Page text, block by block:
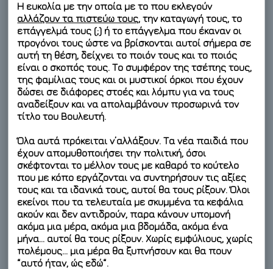
Η ευκολία με την οποία με το που εκλεγούν
αλλάζουν τα πιστεύω τους, την καταγωγή τους, το
επάγγελμά τους (;) ή το επάγγελμα που έκαναν οι
προγόνοι τους ώστε να βρίσκονται αυτοί σήμερα σε
αυτή τη θέση, δείχνει το ποιόν τους και το ποιός
είναι ο σκοπός τους. Το συμφέρον της τσέπης τους,
της φαμίλιας τους και οι μυστικοί όρκοι που έχουν
δώσει σε διάφορες στοές και λόμπυ για να τους
αναδείξουν και να απολαμβάνουν προσωρινά τον
τίτλο του Βουλευτή.
Όλα αυτάπρόκειται ν’αλλάξουν. Τα νέα παιδιά που
έχουν απομυθοποιήσει την πολιτική, όσοι
σκέφτονται το μέλλον τους με καθαρό το κούτελο
που με κόπο εργάζονται να συντηρήσουν τις αξίες
τους και τα ιδανικά τους, αυτοί θα τους ρίξουν. Όλοι
εκείνοι που τα τελευταία με σκυμμένα τα κεφάλια
ακούν και δεν αντιδρούν, παρα κάνουν υπομονή
ακόμα μια μέρα, ακόμα μια βδομάδα, ακόμα ένα
μήνα… αυτοί θα τους ρίξουν. Χωρίς εμφύλιους, χωρίς
πολέμους… μια μέρα θα ξυπνήσουν και θα πουν
“αυτό ήταν, ώς εδώ“.